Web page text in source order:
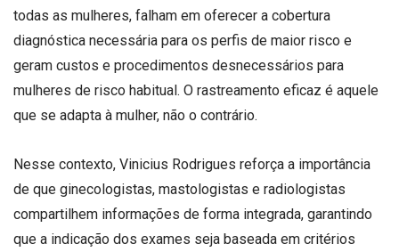
todas as mulheres, falham em oferecer a cobertura
diagnóstica necessária para os perfis de maior risco e
geram custos e procedimentos desnecessários para
mulheres de risco habitual. O rastreamento eficaz é aquele
que se adapta à mulher, não o contrário.
Nesse contexto, Vinicius Rodrigues reforça a importância
de que ginecologistas, mastologistas e radiologistas
compartilhem informações de forma integrada, garantindo
que a indicação dos exames seja baseada em critérios